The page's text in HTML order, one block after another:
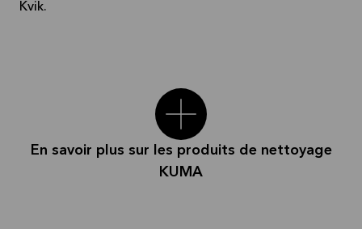
Kvik.
En savoir plus sur les produits de nettoyage
KUMA